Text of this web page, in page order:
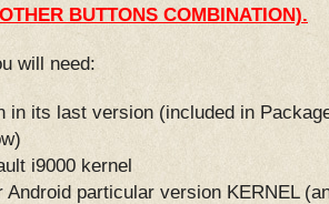
BUTTONS COMBINATION).
will need:
in its last version (included in
i9000 kernel
Android particular version KERNEL